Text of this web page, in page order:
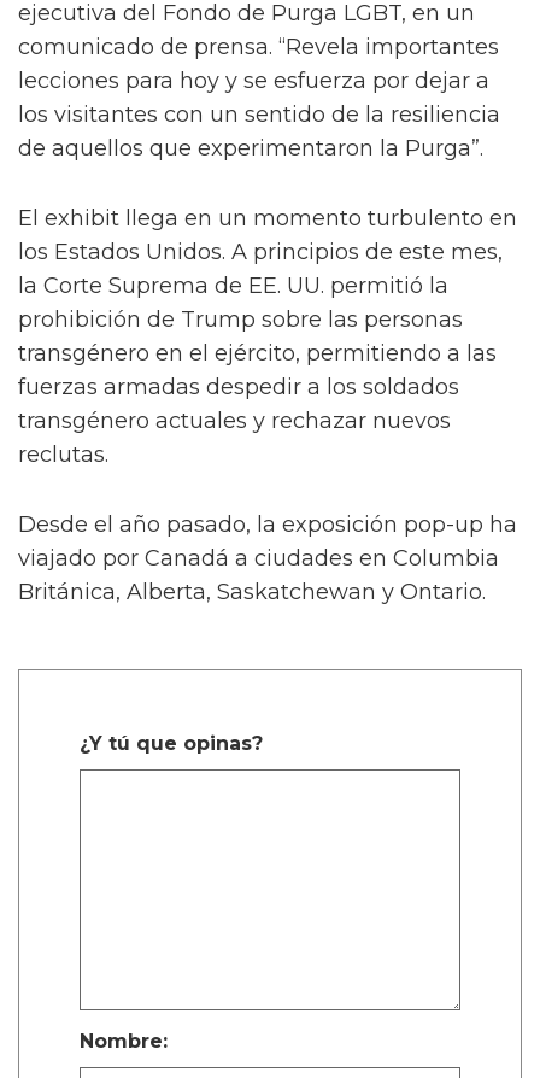
ejecutiva del Fondo de Purga LGBT, en un
comunicado de prensa. “Revela importantes
lecciones para hoy y se esfuerza por dejar a
los visitantes con un sentido de la resiliencia
de aquellos que experimentaron la Purga”.
El exhibit llega en un momento turbulento en
los Estados Unidos. A principios de este mes,
la Corte Suprema de EE. UU. permitió la
prohibición de Trump sobre las personas
transgénero en el ejército, permitiendo a las
fuerzas armadas despedir a los soldados
transgénero actuales y rechazar nuevos
reclutas.
Desde el año pasado, la exposición pop-up ha
viajado por Canadá a ciudades en Columbia
Británica, Alberta, Saskatchewan y Ontario.
¿Y tú que opinas?
Nombre: